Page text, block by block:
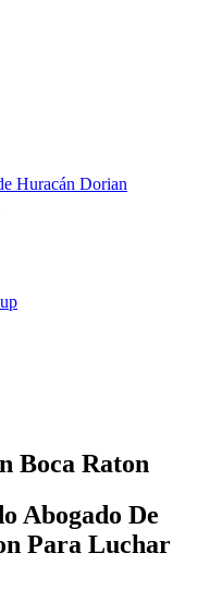
Huracán Dorian
Boca Raton
Abogado De
Para Luchar